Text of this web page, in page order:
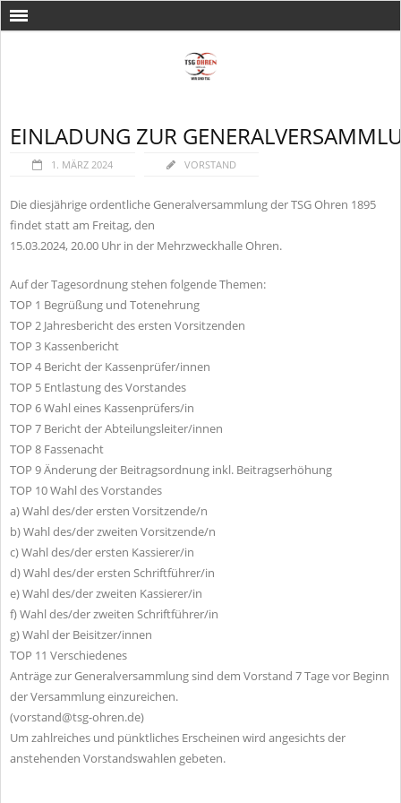
EINLADUNG ZUR
1. MÄRZ 2024 VORSTAND
Die diesjährige ordentliche Generalversammlung der TSG Ohren 1895
findet statt am Freitag, den
15.03.2024, 20.00 Uhr in der Mehrzweckhalle Ohren.
Auf der Tagesordnung stehen folgende Themen:
TOP 1 Begrüßung und Totenehrung
TOP 2 Jahresbericht des ersten Vorsitzenden
TOP 3 Kassenbericht
TOP 4 Bericht der Kassenprüfer/innen
TOP 5 Entlastung des Vorstandes
TOP 6 Wahl eines Kassenprüfers/in
TOP 7 Bericht der Abteilungsleiter/innen
TOP 8 Fassenacht
TOP 9 Änderung der Beitragsordnung inkl. Beitragserhöhung
TOP 10 Wahl des Vorstandes
a) Wahl des/der ersten Vorsitzende/n
b) Wahl des/der zweiten Vorsitzende/n
c) Wahl des/der ersten Kassierer/in
d) Wahl des/der ersten Schriftführer/in
e) Wahl des/der zweiten Kassierer/in
f) Wahl des/der zweiten Schriftführer/in
g) Wahl der Beisitzer/innen
TOP 11 Verschiedenes
Anträge zur Generalversammlung sind dem Vorstand 7 Tage vor Beginn
der Versammlung einzureichen.
(vorstand@tsg-ohren.de)
Um zahlreiches und pünktliches Erscheinen wird angesichts der
anstehenden Vorstandswahlen gebeten.